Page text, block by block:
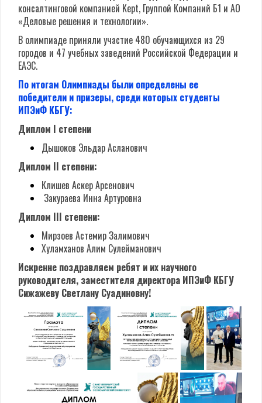
консалтинговой компанией Kept, Группой Компаний Б1 и АО
«Деловые решения и технологии».
В олимпиаде приняли участие 480 обучающихся из 29
городов и 47 учебных заведений Российской Федерации и
ЕАЭС.
По итогам Олимпиады были определены ее
победители и призеры, среди которых студенты
ИПЭиФ КБГУ:
Диплом I степени
Дышоков Эльдар Асланович
Диплом II степени:
Клишев Аскер Арсенович
Закураева Инна Артуровна
Диплом III степени:
Мирзоев Астемир Залимович
Хуламханов Алим Сулейманович
Искренне поздравляем ребят и их научного
руководителя, заместителя директора ИПЭиФ КБГУ
Сижажеву Светлану Суадиновну!